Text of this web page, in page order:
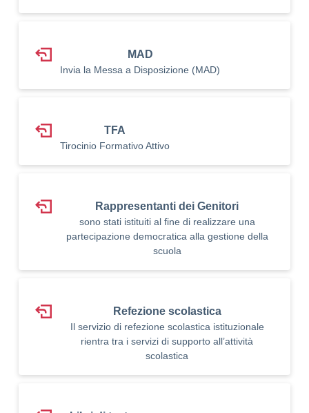
MAD
Invia la Messa a Disposizione (MAD)
TFA
Tirocinio Formativo Attivo
Rappresentanti dei Genitori
sono stati istituiti al fine di realizzare una
partecipazione democratica alla gestione della
scuola
Refezione scolastica
Il servizio di refezione scolastica istituzionale
rientra tra i servizi di supporto all’attività
scolastica